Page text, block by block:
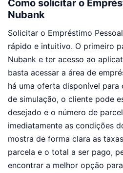
Como solicitar o
Nubank
Solicitar o Empréstimo
rápido e intuitivo. O primeiro
Nubank e ter acesso ao
basta acessar a área de
há uma oferta disponível para
de simulação, o cliente pode
desejado e o número de
imediatamente as condições
mostra de forma clara as
parcela e o total a ser pago,
encontrar a melhor opção